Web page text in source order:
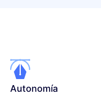
Autonomía